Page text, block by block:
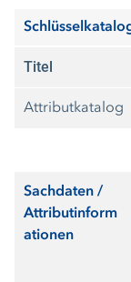
Titel
Attributkatalog
Sachdaten /
Attributinform
ationen